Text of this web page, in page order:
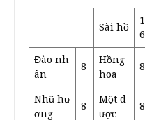
Sài hồ
1
6
Đào nh
ân
8
Hồng
hoa
8
Nhũ hư
ơng
8
Một d
ược
8